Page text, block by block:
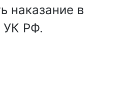
наказание в
УК РФ.